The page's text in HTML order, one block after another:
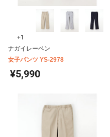
+1
ナガイレーベン
女子パンツ YS-2978
¥5,990